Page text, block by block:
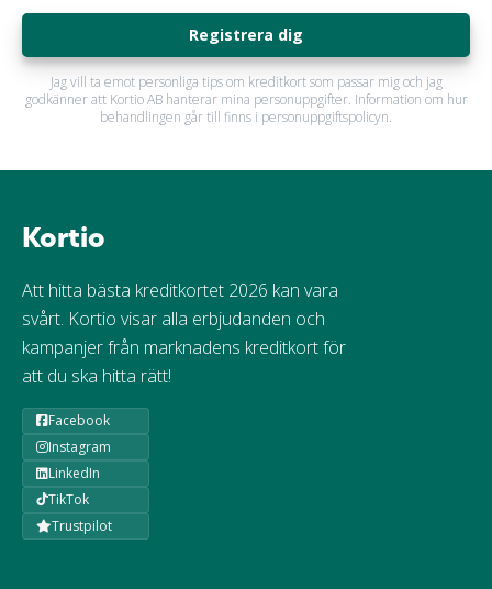
Registrera dig
Jag vill ta emot personliga tips om kreditkort som passar mig och jag
godkänner att Kortio AB hanterar mina personuppgifter. Information om hur
behandlingen går till finns i personuppgiftspolicyn.
Kortio
Att hitta bästa kreditkortet 2026 kan vara
svårt. Kortio visar alla erbjudanden och
kampanjer från marknadens kreditkort för
att du ska hitta rätt!
Facebook
Instagram
LinkedIn
TikTok
Trustpilot